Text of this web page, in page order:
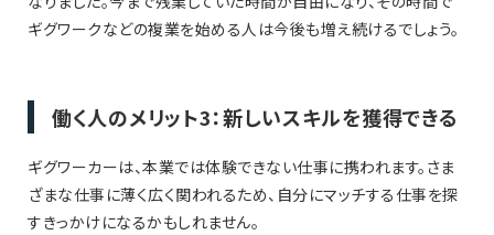
ギグワークなどの複業を始める人は今後も増え続けるでしょう。
働く人のメリット3：新しいスキルを獲得できる
ギグワーカーは、本業では体験できない仕事に携われます。さま
ざまな仕事に薄く広く関われるため、自分にマッチする仕事を探
すきっかけになるかもしれません。